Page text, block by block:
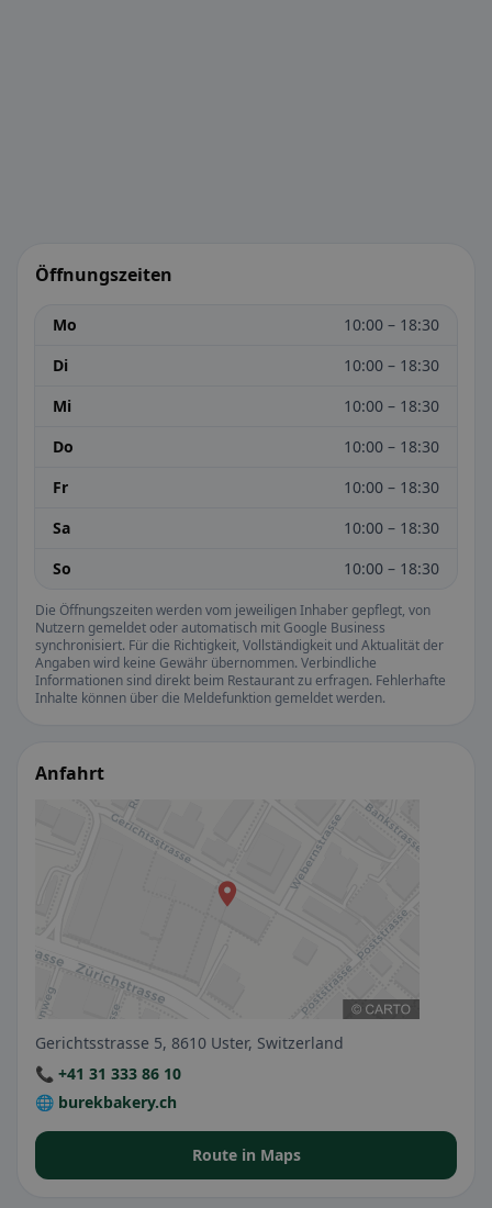
Öffnungszeiten
Mo
10:00 – 18:30
Di
10:00 – 18:30
Mi
10:00 – 18:30
Do
10:00 – 18:30
Fr
10:00 – 18:30
Sa
10:00 – 18:30
So
10:00 – 18:30
Die Öffnungszeiten werden vom jeweiligen Inhaber gepflegt, von
Nutzern gemeldet oder automatisch mit Google Business
synchronisiert. Für die Richtigkeit, Vollständigkeit und Aktualität der
Angaben wird keine Gewähr übernommen. Verbindliche
Informationen sind direkt beim Restaurant zu erfragen. Fehlerhafte
Inhalte können über die Meldefunktion gemeldet werden.
Anfahrt
Gerichtsstrasse 5, 8610 Uster, Switzerland
📞 +41 31 333 86 10
🌐 burekbakery.ch
Route in Maps